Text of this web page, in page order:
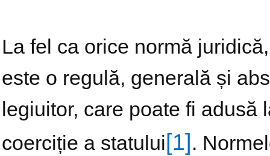
La fel ca orice normă
este o regulă, generală și
legiuitor, care poate fi adusă
coerciție a statului [1] .